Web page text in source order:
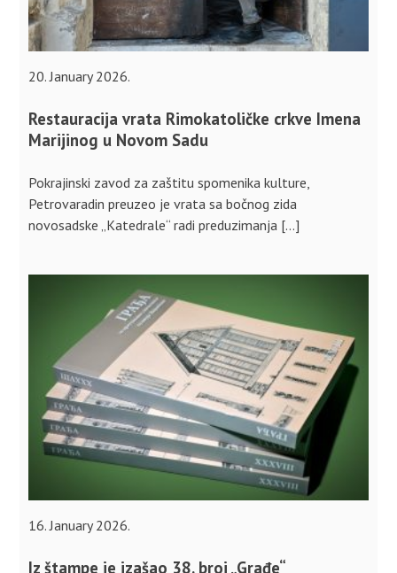
20. January 2026.
Restauracija vrata Rimokatoličke crkve Imena
Marijinog u Novom Sadu
Pokrajinski zavod za zaštitu spomenika kulture,
Petrovaradin preuzeo je vrata sa bočnog zida
novosadske „Katedrale“ radi preduzimanja […]
16. January 2026.
Iz štampe je izašao 38. broj „Građe“